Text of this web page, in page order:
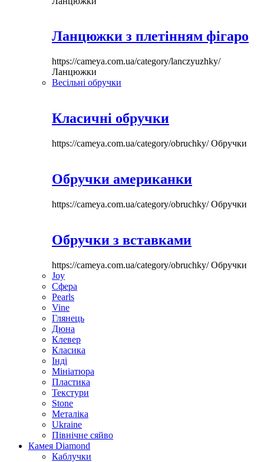
Ланцюжки з плетінням фігаро
https://cameya.com.ua/category/lanczyuzhky/
Ланцюжки
Весільні обручки
Класичні обручки
https://cameya.com.ua/category/obruchky/Обручки
Обручки американки
https://cameya.com.ua/category/obruchky/Обручки
Обручки з вставками
https://cameya.com.ua/category/obruchky/Обручки
Joy
Сфера
Pearls
Vine
Глянець
Дюна
Клевер
Класика
Інді
Мініатюра
Пластика
Текстури
Stone
Металіка
Ukraine
Північне сяйво
Камея Diamond
Каблучки